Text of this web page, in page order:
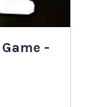
-